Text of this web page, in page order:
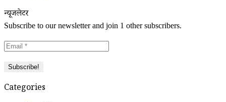
न्यूजलेटर
Subscribe to our newsletter and join 1 other subscribers.
Categories